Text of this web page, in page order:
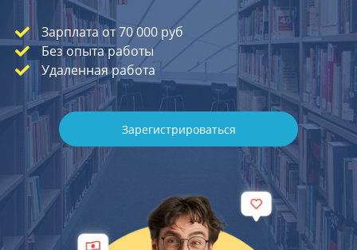
Зарплата от 70 000 руб
Без опыта работы
Удаленная работа
Зарегистрироваться